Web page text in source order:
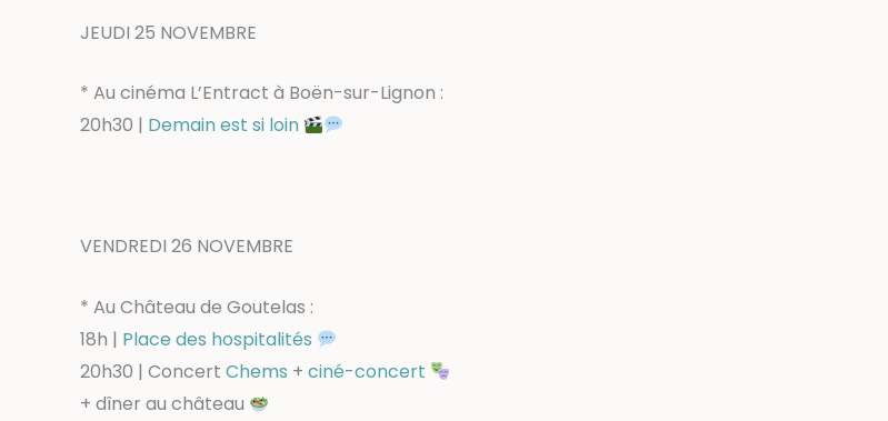
JEUDI 25 NOVEMBRE
* Au cinéma L’Entract à Boën-sur-Lignon :
20h30 | Demain est si loin
VENDREDI 26 NOVEMBRE
* Au Château de Goutelas :
18h | Place des hospitalités
20h30 | Concert Chems + ciné-concert
+ dîner au château